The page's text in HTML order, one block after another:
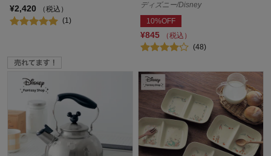
¥2,420
（税込）
(1)
ディズニー/Disney
10%OFF
¥845
（税込）
(48)